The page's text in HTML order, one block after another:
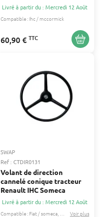
Livré à partir du : Mercredi 12 Août
Compatible : Ihc / mccormick
60,90 € TTC
SWAP
Ref : CTDIR0131
Volant de direction
cannelé conique tracteur
Renault IHC Someca
Livré à partir du : Mercredi 12 Août
Compatible : Fiat / someca Ihc / mccormick
Voir plus